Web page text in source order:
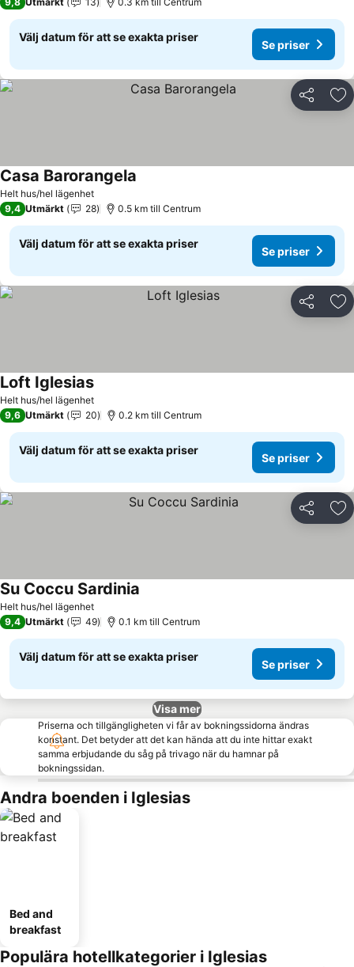
Välj datum för att se exakta priser
Se priser
Dela
Helt hus/hel lägenhet
Casa Barorangela
9,4 Utmärkt 28 0.5 km till Centrum
Välj datum för att se exakta priser
Se priser
Dela
Helt hus/hel lägenhet
Loft IglesiasSe priser
9,6 Utmärkt 20 0.2 km till Centrum
Välj datum för att se exakta priser
Se priser
Dela
Helt hus/hel lägenhet
Su Coccu Sardinia
9,4 Utmärkt 49 0.1 km till Centrum
Välj datum för att se exakta priser
Se priser
Visa mer
Priserna och tillgängligheten vi får av bokningssidorna ändras
konstant. Det betyder att det kan hända att du inte hittar exakt
samma erbjudande du såg på trivago när du hamnar på
bokningssidan.
Andra boenden i Iglesias
Bed and
breakfast
Populära hotellkategorier i Iglesias